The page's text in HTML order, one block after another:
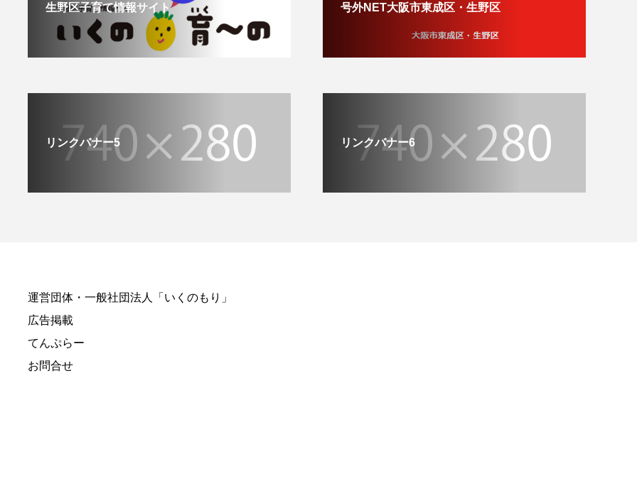
生野区子育て情報サイト 号外NET大阪市東成区・生野区
リンクバナー5 リンクバナー6
運営団体・一般社団法人「いくのもり」
広告掲載
てんぷらー
お問合せ